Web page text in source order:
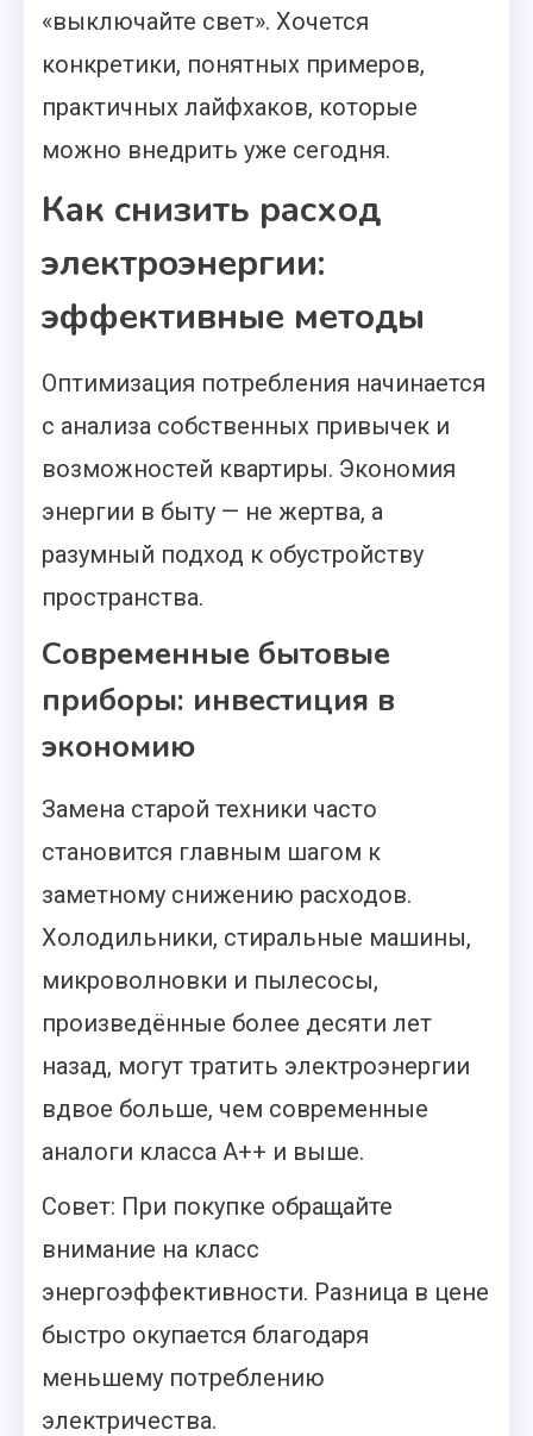
«выключайте свет». Хочется
конкретики, понятных примеров,
практичных лайфхаков, которые
можно внедрить уже сегодня.
Как снизить расход
электроэнергии:
эффективные методы
Оптимизация потребления начинается
с анализа собственных привычек и
возможностей квартиры. Экономия
энергии в быту — не жертва, а
разумный подход к обустройству
пространства.
Современные бытовые
приборы: инвестиция в
экономию
Замена старой техники часто
становится главным шагом к
заметному снижению расходов.
Холодильники, стиральные машины,
микроволновки и пылесосы,
произведённые более десяти лет
назад, могут тратить электроэнергии
вдвое больше, чем современные
аналоги класса А++ и выше.
Совет: При покупке обращайте
внимание на класс
энергоэффективности. Разница в цене
быстро окупается благодаря
меньшему потреблению
электричества.